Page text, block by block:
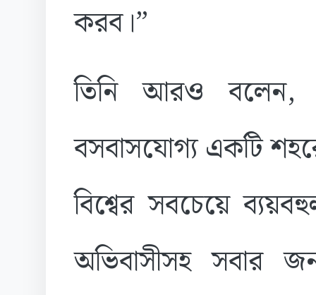
করব।”
তিনি আরও বলেন,
বসবাসযোগ্য একটি
বিশ্বের সবচেয়ে
অভিবাসীসহ সবার